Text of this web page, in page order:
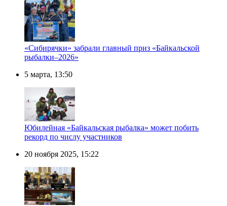
«Сибирячки» забрали главный приз «Байкальской
рыбалки–2026»
5 марта, 13:50
Юбилейная «Байкальская рыбалка» может побить
рекорд по числу участников
20 ноября 2025, 15:22